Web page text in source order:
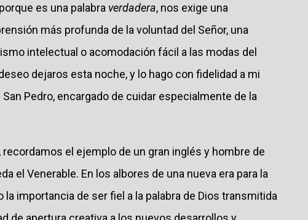
es una palabra verdadera, nos exige una
más profunda de la voluntad del Señor, una
intelectual o acomodación fácil a las modas del
dejaros esta noche, y lo hago con fidelidad a mi
Pedro, encargado de cuidar especialmente de la
el ejemplo de un gran inglés y hombre de
el Venerable. En los albores de una nueva era para la
importancia de ser fiel a la palabra de Dios transmitida